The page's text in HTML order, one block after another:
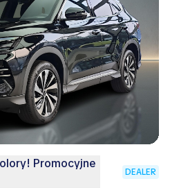
Promocyjne
DEALER